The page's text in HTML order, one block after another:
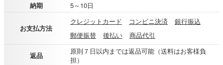
納期
5～10日
お支払方法
クレジットカード コンビニ決済
銀行振込
郵便振替
後払い 商品代引
返品
原則７日以内までは返品可能（送料はお客様負
担）